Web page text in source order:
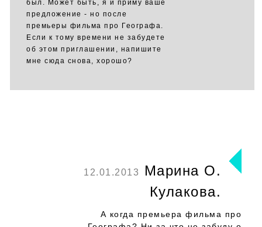
был. Может быть, я и приму ваше
предложение - но после
премьеры фильма про Географа.
Если к тому времени не забудете
об этом приглашении, напишите
мне сюда снова, хорошо?
12.01.2013
Марина О.
Кулакова.
А когда премьера фильма про